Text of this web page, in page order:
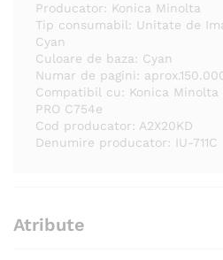
Producator: Konica Minolta
Tip consumabil: Unitate de
Cyan
Culoare de baza: Cyan
Numar de pagini:
Compatibil cu: Konica
PRO C754e
Cod producator: A2X20KD
Denumire producator: IU-711C
Atribute